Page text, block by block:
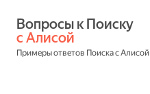
с Алисой
Примеры ответов Поиска с Алисой